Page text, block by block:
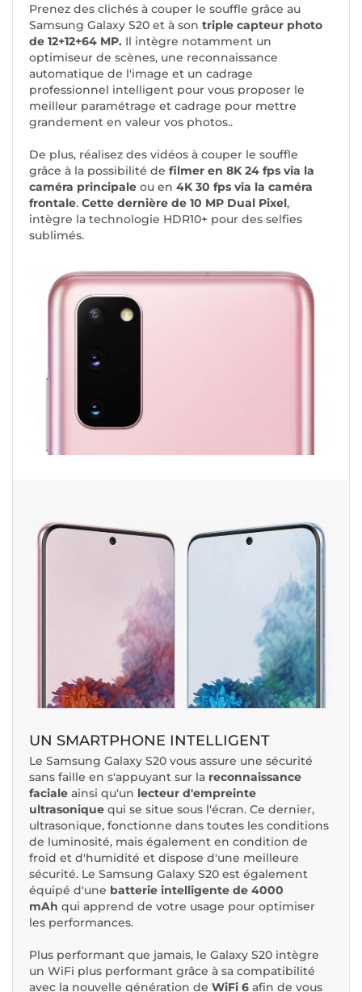
Prenez des clichés à couper le souffle grâce au
Samsung Galaxy S20 et à son triple capteur photo
de 12+12+64 MP. Il intègre notamment un
optimiseur de scènes, une reconnaissance
automatique de l'image et un cadrage
professionnel intelligent pour vous proposer le
meilleur paramétrage et cadrage pour mettre
grandement en valeur vos photos..
De plus, réalisez des vidéos à couper le souffle
grâce à la possibilité de filmer en 8K 24 fps via la
caméra principale ou en 4K 30 fps via la caméra
frontale. Cette dernière de 10 MP Dual Pixel,
intègre la technologie HDR10+ pour des selfies
sublimés.
UN SMARTPHONE INTELLIGENT
Le Samsung Galaxy S20 vous assure une sécurité
sans faille en s'appuyant sur la reconnaissance
faciale ainsi qu'un lecteur d'empreinte
ultrasonique qui se situe sous l'écran. Ce dernier,
ultrasonique, fonctionne dans toutes les conditions
de luminosité, mais également en condition de
froid et d'humidité et dispose d'une meilleure
sécurité. Le Samsung Galaxy S20 est également
équipé d'une batterie intelligente de 4000
mAh qui apprend de votre usage pour optimiser
les performances.
Plus performant que jamais, le Galaxy S20 intègre
un WiFi plus performant grâce à sa compatibilité
avec la nouvelle génération de WiFi 6 afin de vous